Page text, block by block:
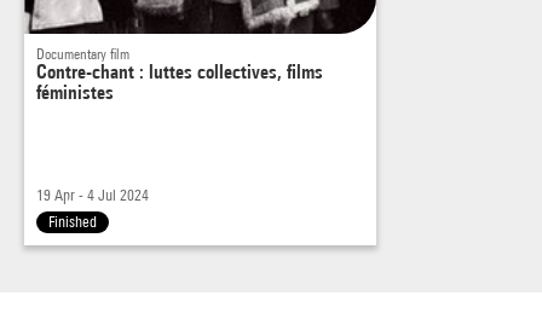
Documentary film
Contre-chant : luttes collectives, films
féministes
19 Apr - 4 Jul 2024
Finished